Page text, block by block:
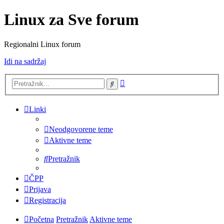
Linux za Sve forum
Regionalni Linux forum
Idi na sadržaj
Pretražnik
Linki
Neodgovorene teme
Aktivne teme
Pretražnik
ČPP
Prijava
Registracija
Početna PretražnikAktivne teme